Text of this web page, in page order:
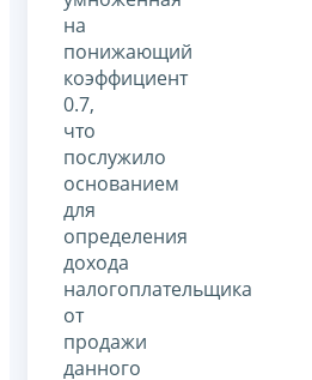
на
понижающий
коэффициент
0.7,
что
послужило
основанием
для
определения
дохода
налогоплательщика
от
продажи
данного